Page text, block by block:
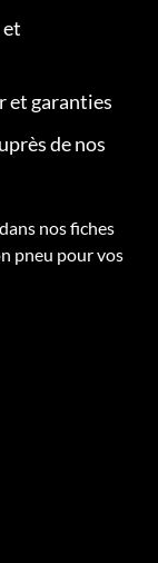
et garanties
de nos
nos fiches
pneu pour vos